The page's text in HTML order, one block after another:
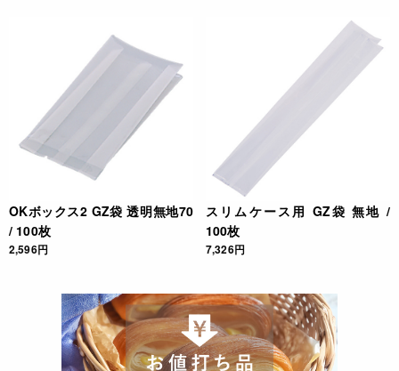
OKボックス2 GZ袋 透明無地70
/ 100枚
2,596円
スリムケース用 GZ袋 無地 /
100枚
7,326円